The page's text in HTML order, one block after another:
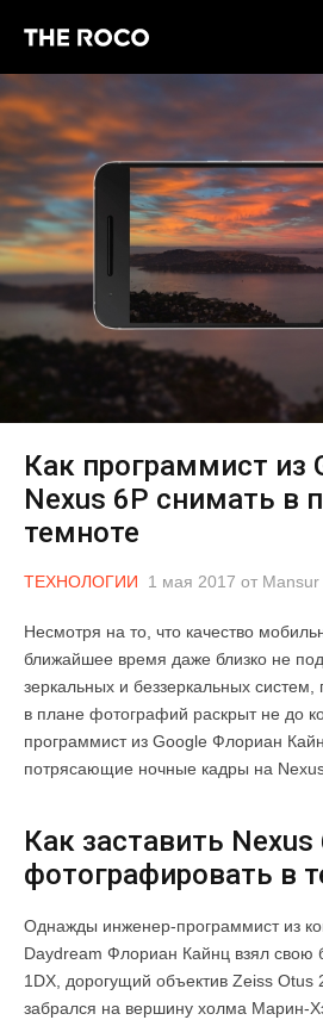
Как программист из
Nexus 6P снимать в
темноте
ТЕХНОЛОГИИ 1 мая 2017 от Mansur
Несмотря на то, что качество
ближайшее время даже близко не
зеркальных и беззеркальных
в плане фотографий раскрыт не до
программист из Google Флориан
потрясающие ночные кадры на
Как заставить Nexus
фотографировать в
Однажды инженер-программист из
Daydream Флориан Кайнц взял свою
1DX, дорогущий объектив Zeiss Otus
забрался на вершину холма Марин-